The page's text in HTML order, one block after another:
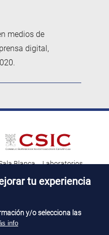
medios de
digital,
Blanca
Laboratorios
& Divulgación Destacados
© Copyright 2026. IMB-CNM
tu experiencia
y/o selecciona las
info